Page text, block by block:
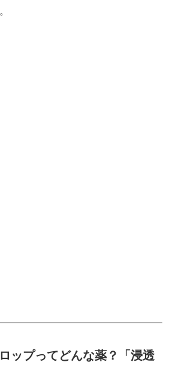
ップってどんな薬？「浸透